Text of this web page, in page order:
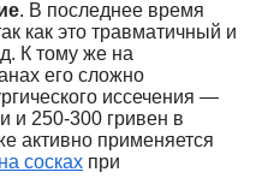
. В последнее время
как это травматичный и
К тому же на
его сложно
иссечения —
и 250-300 гривен в
активно применяется
сосках при